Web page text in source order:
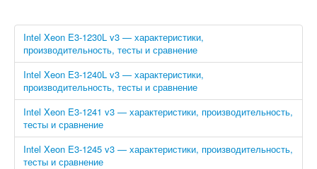
Intel Xeon E3-1230L v3 — характеристики,
производительность, тесты и сравнение
Intel Xeon E3-1240L v3 — характеристики,
производительность, тесты и сравнение
Intel Xeon E3-1241 v3 — характеристики, производительность,
тесты и сравнение
Intel Xeon E3-1245 v3 — характеристики, производительность,
тесты и сравнение